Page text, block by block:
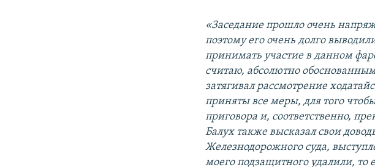
«Заседание прошло очень
поэтому его очень долго
принимать участие в данном
считаю, абсолютно
затягивал рассмотрение
приняты все меры, для того
приговора и, соответственно,
Балух также высказал свои
Железнодорожного суда,
моего подзащитного удалили, то